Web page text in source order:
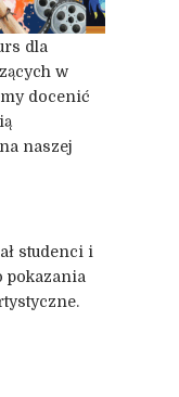
dla
w
docenić
naszej
studenci i
pokazania